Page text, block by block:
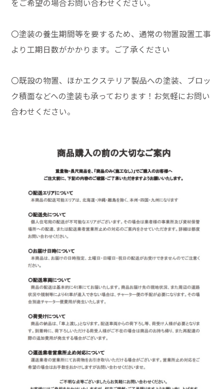
をご希望の場合お問い合わせください。
〇塗装の養生期間等を要するため、通常の物置設置工事
より工期日数がかかります。ご了承ください
〇既設の物置、ほかエクステリア製品への塗装、ブロッ
ク積面などへの塗装も承っております！お気軽にお問い
合わせください。